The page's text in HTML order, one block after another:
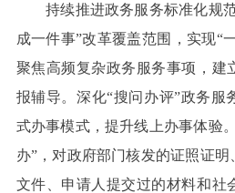
持续推进政务服务标准化规范
成一件事”改革覆盖范围，实现“
聚焦高频复杂政务服务事项，建
报辅导。深化“搜问办评”政务服
式办事模式，提升线上办事体验
办”，对政府部门核发的证照证
文件、申请人提交过的材料和社